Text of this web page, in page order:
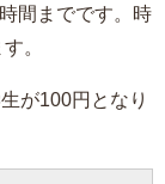
間までです。時
。
が100円となり